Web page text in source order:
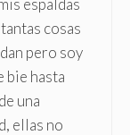
cosas
pero soy
bie hasta
una
ellas no